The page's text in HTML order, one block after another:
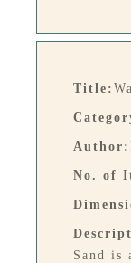
Title:
Author:
No. of
Sand is